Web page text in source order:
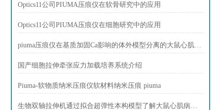
Optics11公司PIUMA压痕仪在软骨研究中的应用
Optics11公司PIUMA压痕仪在细胞研究中的应用
piuma压痕仪在基质加固Ca影响的体外模型分离的大鼠心肌细胞肌脂肪
国产细胞拉伸牵张应力加载培养系统介绍
Piuma-软物质纳米压痕仪软材料纳米压痕 piuma
生物双轴拉伸机通过拟合超弹性本构模型了解大鼠心肌病的区域力学